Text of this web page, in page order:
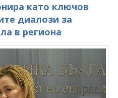
ОБСЪЖДАНЕ
ОБЩЕСТВЕНО
като ключов
диалози за
в региона